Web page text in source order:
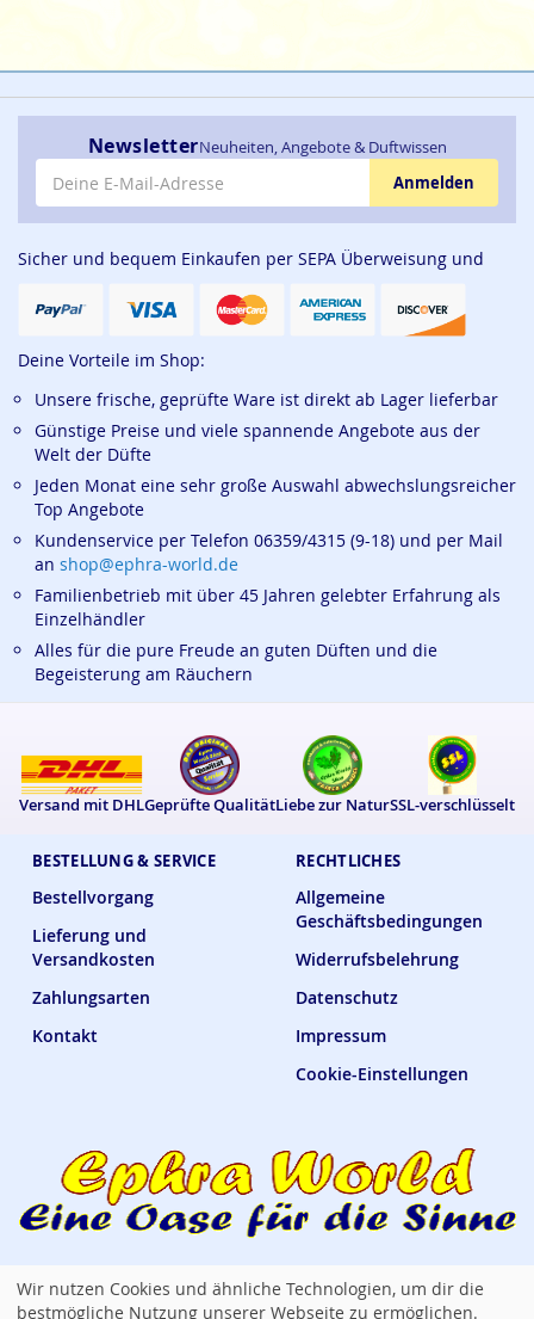
BESTELLUNG & SERVICE
Bestellvorgang
Lieferung und
Versandkosten
Zahlungsarten
Kontakt
RECHTLICHES
Allgemeine
Geschäftsbedingungen
Widerrufsbelehrung
Datenschutz
Impressum
Cookie-Einstellungen
NewsletterNeuheiten, Angebote & Duftwissen
E-Mail-Adresse
Anmelden
Sicher und bequem Einkaufen per SEPA Überweisung und
Deine Vorteile im Shop:
Unsere frische, geprüfte Ware ist direkt ab Lager lieferbar
Günstige Preise und viele spannende Angebote aus der
Welt der Düfte
Jeden Monat eine sehr große Auswahl abwechslungsreicher
Top Angebote
Kundenservice per Telefon 06359/4315 (9-18) und per Mail
an shop@ephra-world.de
Familienbetrieb mit über 45 Jahren gelebter Erfahrung als
Einzelhändler
Alles für die pure Freude an guten Düften und die
Begeisterung am Räuchern
Versand mit DHLGeprüfte QualitätLiebe zur NaturSSL-verschlüsselt
Ephra World Shop —verbindet · versorgt · verwöhnt
Wir nutzen Cookies und ähnliche Technologien, um dir die
bestmögliche Nutzung unserer Webseite zu ermöglichen.